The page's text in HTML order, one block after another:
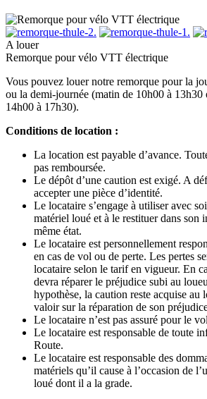
A louer
Remorque pour vélo VTT électrique
Vous pouvez louer notre remorque pour la
ou la demi-journée (matin de 10h00 à 13h30
14h00 à 17h30).
Conditions de location :
La location est payable d’avance.
pas remboursée.
Le dépôt d’une caution est exigé. A
accepter une pièce d’identité.
Le locataire s’engage à utiliser avec
matériel loué et à le restituer dans son
même état.
Le locataire est personnellement
en cas de vol ou de perte. Les pertes
locataire selon le tarif en vigueur. En
devra réparer le préjudice subi au
hypothèse, la caution reste acquise au
valoir sur la réparation de son
Le locataire n’est pas assuré pour le
Le locataire est responsable de toute
Route.
Le locataire est responsable des
matériels qu’il cause à l’occasion de
loué dont il a la grade.